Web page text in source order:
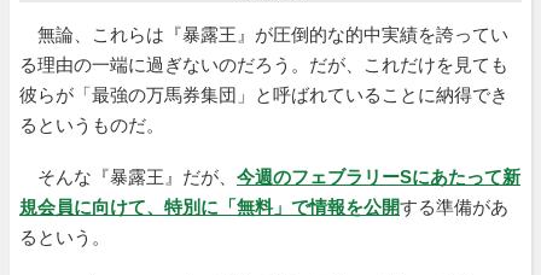
無論、これらは『暴露王』が圧倒的な的中実績を誇ってい
る理由の一端に過ぎないのだろう。だが、これだけを見ても
彼らが「最強の万馬券集団」と呼ばれていることに納得でき
るというものだ。
そんな『暴露王』だが、 今週のフェブラリーSにあたって新
規会員に向けて、特別に「無料」で情報を公開する準備があ
るという。